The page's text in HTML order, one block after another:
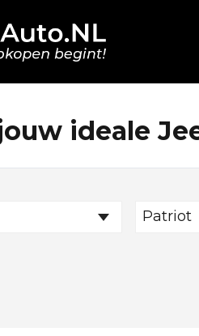
ideale
Patriot